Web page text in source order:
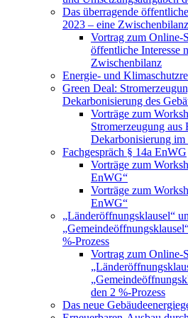
Das überragende
2023 – eine Zwischenbilanz
Vortrag zum Online-
öffentliche Interesse
Zwischenbilanz
Energie- und
Green Deal:
Dekarbonisierung des
Vorträge zum
Stromerzeugung aus
Dekarbonisierung im
Fachgespräch § 14a EnWG
Vorträge zum
EnWG“
Vorträge zum
EnWG“
„Länderöffnungsklausel“
%-Prozess
Vortrag zum Online-
den 2 %-Prozess
Das neue